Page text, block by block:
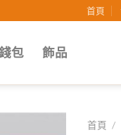
首頁
包 飾品
首頁 /